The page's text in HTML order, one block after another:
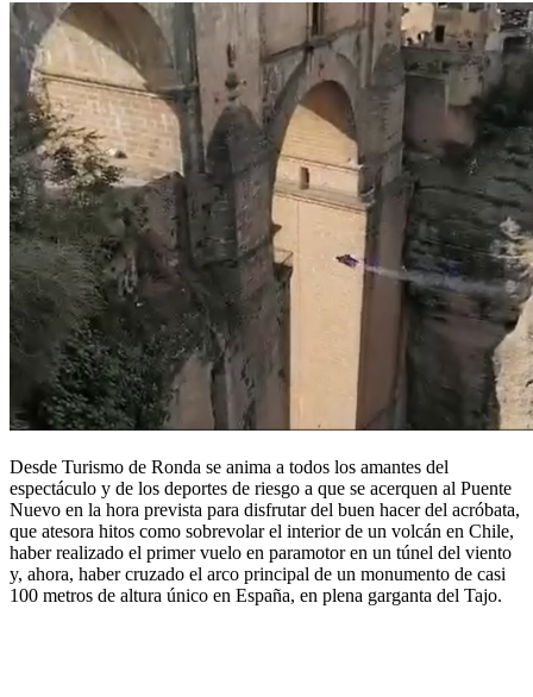
Desde Turismo de Ronda se anima a todos los amantes del
espectáculo y de los deportes de riesgo a que se acerquen al Puente
Nuevo en la hora prevista para disfrutar del buen hacer del acróbata,
que atesora hitos como sobrevolar el interior de un volcán en Chile,
haber realizado el primer vuelo en paramotor en un túnel del viento
y, ahora, haber cruzado el arco principal de un monumento de casi
100 metros de altura único en España, en plena garganta del Tajo.